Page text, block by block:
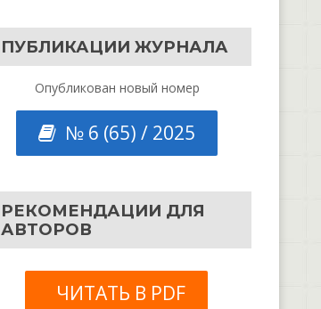
ПУБЛИКАЦИИ ЖУРНАЛА
Опубликован новый номер
№ 6 (65) / 2025
РЕКОМЕНДАЦИИ ДЛЯ
АВТОРОВ
ЧИТАТЬ В PDF